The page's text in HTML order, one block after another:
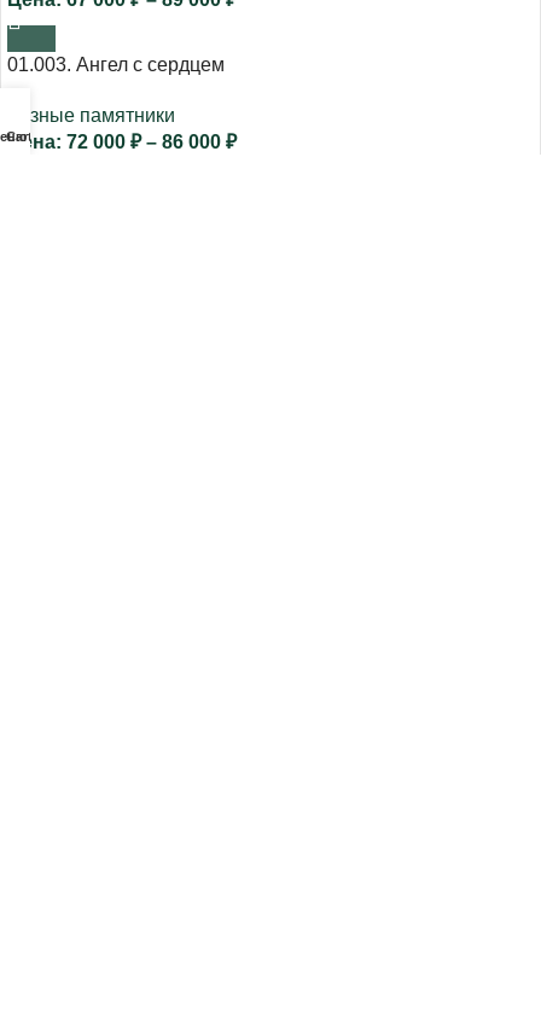
01.003. Ангел с сердцем
Резные памятники
72 000 ₽ – 86 000 ₽
Cart